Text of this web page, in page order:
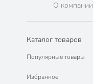
О компании
Каталог товаров
Популярные товары
Избранное